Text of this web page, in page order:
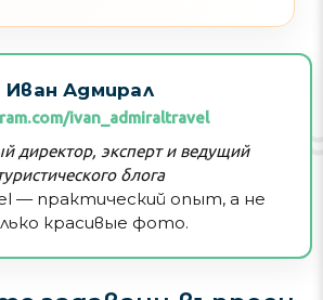
Иван Адмирал
ivan_admiraltravel
директор, эксперт и ведущий
блога
— практический опыт, а не
красивые фото.